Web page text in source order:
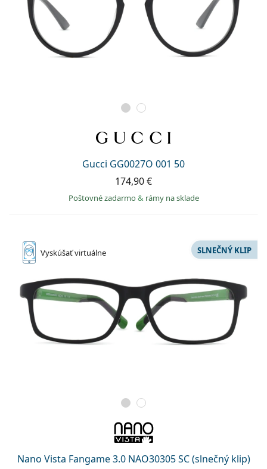
Gucci GG0027O 001 50
174,90 €
Poštovné zadarmo& rámy na sklade
Vyskúšaťvirtuálne
Nano Vista Fangame 3.0 NAO30305 SC (slnečný klip)
SLNEČNÝ KLIP